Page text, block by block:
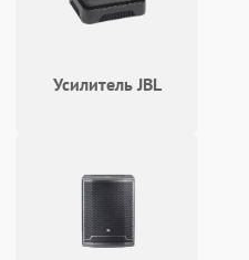
Усилитель JBL